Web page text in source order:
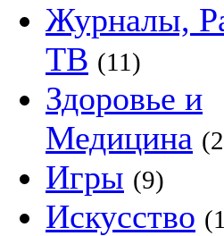
Журналы,
ТВ (11)
Здоровье и
Медицина
Игры (9)
Искусство